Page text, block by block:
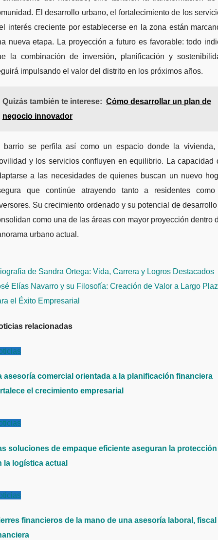
El desarrollo urbano, el fortalecimiento de los
interés creciente por establecerse en la zona están
nueva etapa. La proyección a futuro es favorable: todo
la combinación de inversión, planificación y
impulsando el valor del distrito en los próximos años.
Quizás también te interese: Cómo desarrollar un plan de
negocio innovador
barrio se perfila así como un espacio donde la vivienda,
y los servicios confluyen en equilibrio. La capacidad
a las necesidades de quienes buscan un nuevo
que continúe atrayendo tanto a residentes
Su crecimiento ordenado y su potencial de
como una de las áreas con mayor proyección dentro
urbano actual.
de Sandra Ortega: Vida, Carrera y Logros Destacados
Elías Navarro y su Filosofía: Creación de Valor a Largo
el Éxito Empresarial
relacionadas
asesoría comercial orientada a la planificación financiera
el crecimiento empresarial
soluciones de empaque eficiente aseguran la protección
la logística actual
financieros de la mano de una asesoría laboral, fiscal